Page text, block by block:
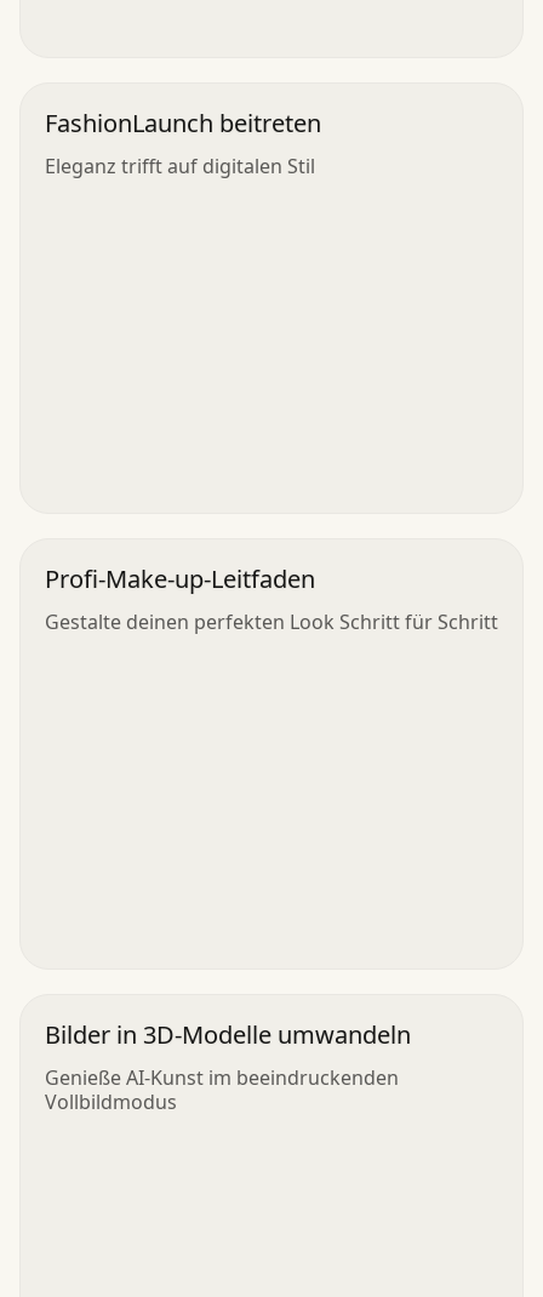
FashionLaunch beitreten
Eleganz trifft auf digitalen Stil
Profi-Make-up-Leitfaden
Gestalte deinen perfekten Look Schritt für Schritt
Bilder in 3D-Modelle umwandeln
Genieße AI-Kunst im beeindruckenden
Vollbildmodus